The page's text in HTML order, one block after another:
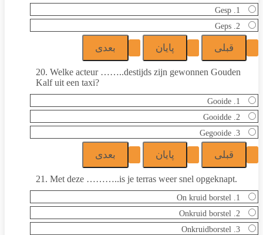
1. Gesp
2. Geps
20. Welke acteur ……..destijds zijn gewonnen Gouden
Kalf uit een taxi?
1. Gooide
2. Gooidde
3. Gegooide
21. Met deze ………..is je terras weer snel opgeknapt.
1. On kruid borstel
2. Onkruid borstel
3. Onkruidborstel